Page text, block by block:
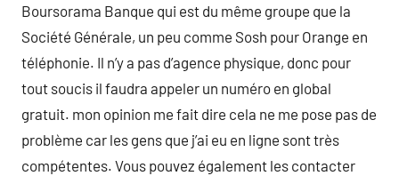
Boursorama Banque qui est du même groupe que la
Société Générale, un peu comme Sosh pour Orange en
téléphonie. Il n’y a pas d’agence physique, donc pour
tout soucis il faudra appeler un numéro en global
gratuit. mon opinion me fait dire cela ne me pose pas de
problème car les gens que j’ai eu en ligne sont très
compétentes. Vous pouvez également les contacter